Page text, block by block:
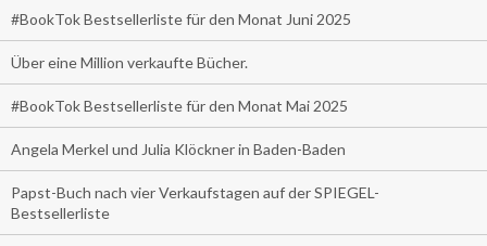
#BookTok Bestsellerliste für den Monat Juni 2025
Über eine Million verkaufte Bücher.
#BookTok Bestsellerliste für den Monat Mai 2025
Angela Merkel und Julia Klöckner in Baden-Baden
Papst-Buch nach vier Verkaufstagen auf der SPIEGEL-
Bestsellerliste